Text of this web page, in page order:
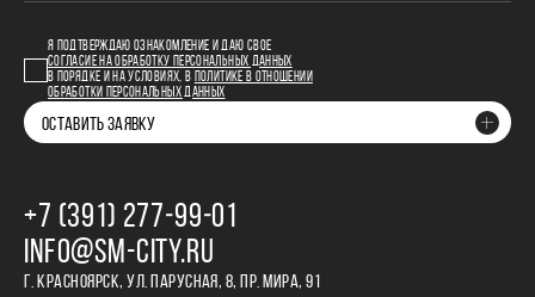
Я ПОДТВЕРЖДАЮ ОЗНАКОМЛЕНИЕ И ДАЮ СВОЕ
СОГЛАСИЕ НА ОБРАБОТКУ ПЕРСОНАЛЬНЫХ ДАННЫХ
В ПОРЯДКЕ И НА УСЛОВИЯХ, В
ПОЛИТИКЕ В ОТНОШЕНИИ
ОБРАБОТКИ ПЕРСОНАЛЬНЫХ ДАННЫХ
ОСТАВИТЬ ЗАЯВКУ
+7 (391) 277‒99‒01
INFO@SM-CITY.RU
Г. КРАСНОЯРСК, УЛ. ПАРУСНАЯ, 8, ПР. МИРА, 91